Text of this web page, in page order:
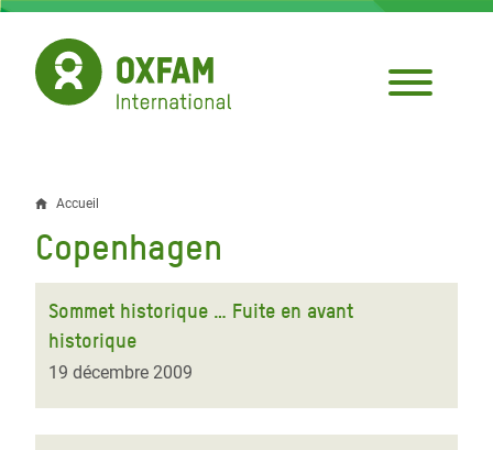
Aller
contenu
principal
Fil
d'Ariane
Accueil
Copenhagen
Sommet historique … Fuite en avant
historique
19 décembre 2009